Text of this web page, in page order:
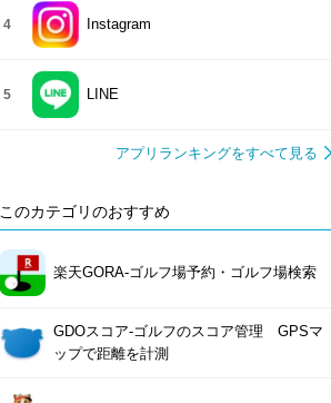
4 Instagram
5 LINE
アプリランキングをすべて見る
このカテゴリのおすすめ
楽天GORA-ゴルフ場予約・ゴルフ場検索
GDOスコア-ゴルフのスコア管理 GPSマ
ップで距離を計測